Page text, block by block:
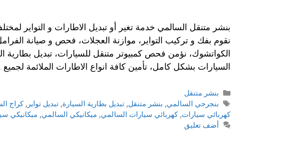
بنشر متنقل السالمي خدمة تغير أو تبديل الاطارات و التواير
نقوم بفك و تركيب التواير، موازنة العجلات، فحص و صيانة
الكواتشوك، نؤمن فحص كمبيوتر متنقل للسيارات، تبديل بطارية
السيارات بشكل كامل، تأمين كافة انواع الاطارات الملائمة
بنشر متنقل
بنجرجي السالمي, بنشر متنقل,تبديل بطارية السيارة,تبديل تواير ,كراج
كهربائي سيارات,كهربائي سيارات السالمي, ميكانيكي السالمي, ميكانيكي
أضف تعليق